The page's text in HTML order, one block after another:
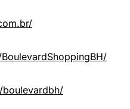
br/
BoulevardShoppingBH/
boulevardbh/